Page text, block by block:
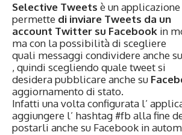
Selective Tweets è un
permette di inviare Tweets da un
account Twitter su Facebook in
ma con la possibilità di scegliere
quali messaggi condividere anche
, quindi scegliendo quale tweet si
desidera pubblicare anche su
aggiornamento di stato.
Infatti una volta configurata l’
aggiungere l’ hashtag #fb alla fine
postarli anche su Facebook in